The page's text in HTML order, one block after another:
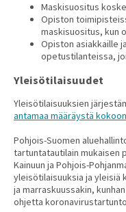
Maskisuositus
Opiston
maskisuositus, kun
Opiston asiakkaille
opetustilanteissa,
Yleisötilaisuudet
Yleisötilaisuuksien
antamaa määräystä
Pohjois-Suomen
tartuntatautilain mukaisen
Kainuun ja Pohjois-
yleisötilaisuuksia ja yleisiä
ja marraskuussakin, kunhan
ohjetta